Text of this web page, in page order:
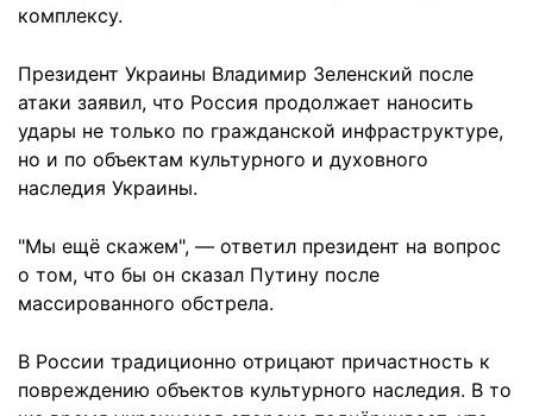
комплексу.
Президент Украины Владимир Зеленский после
атаки заявил, что Россия продолжает наносить
удары не только по гражданской инфраструктуре,
но и по объектам культурного и духовного
наследия Украины.
"Мы ещё скажем", — ответил президент на вопрос
о том, что бы он сказал Путину после
массированного обстрела.
В России традиционно отрицают причастность к
повреждению объектов культурного наследия. В то